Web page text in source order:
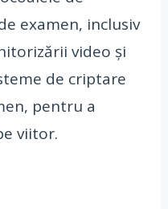
examen, inclusiv
video și
de criptare
pentru a
viitor.